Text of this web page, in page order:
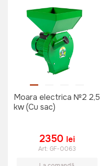
Moara electrica №2 2,5
kw (Cu sac)
2350 lei
Art: GF-0063